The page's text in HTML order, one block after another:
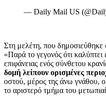
— Daily Mail US
Στη μελέτη, που δημοσιεύθηκε
«Παρά το γεγονός ότι
επιφάνειας ενός σύνθετου
δομή λείπουν ορισμένες
οστού, μέρος της άνω γνάθου,
το αριστερό τμήμα του